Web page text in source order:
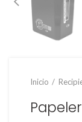
Inicio